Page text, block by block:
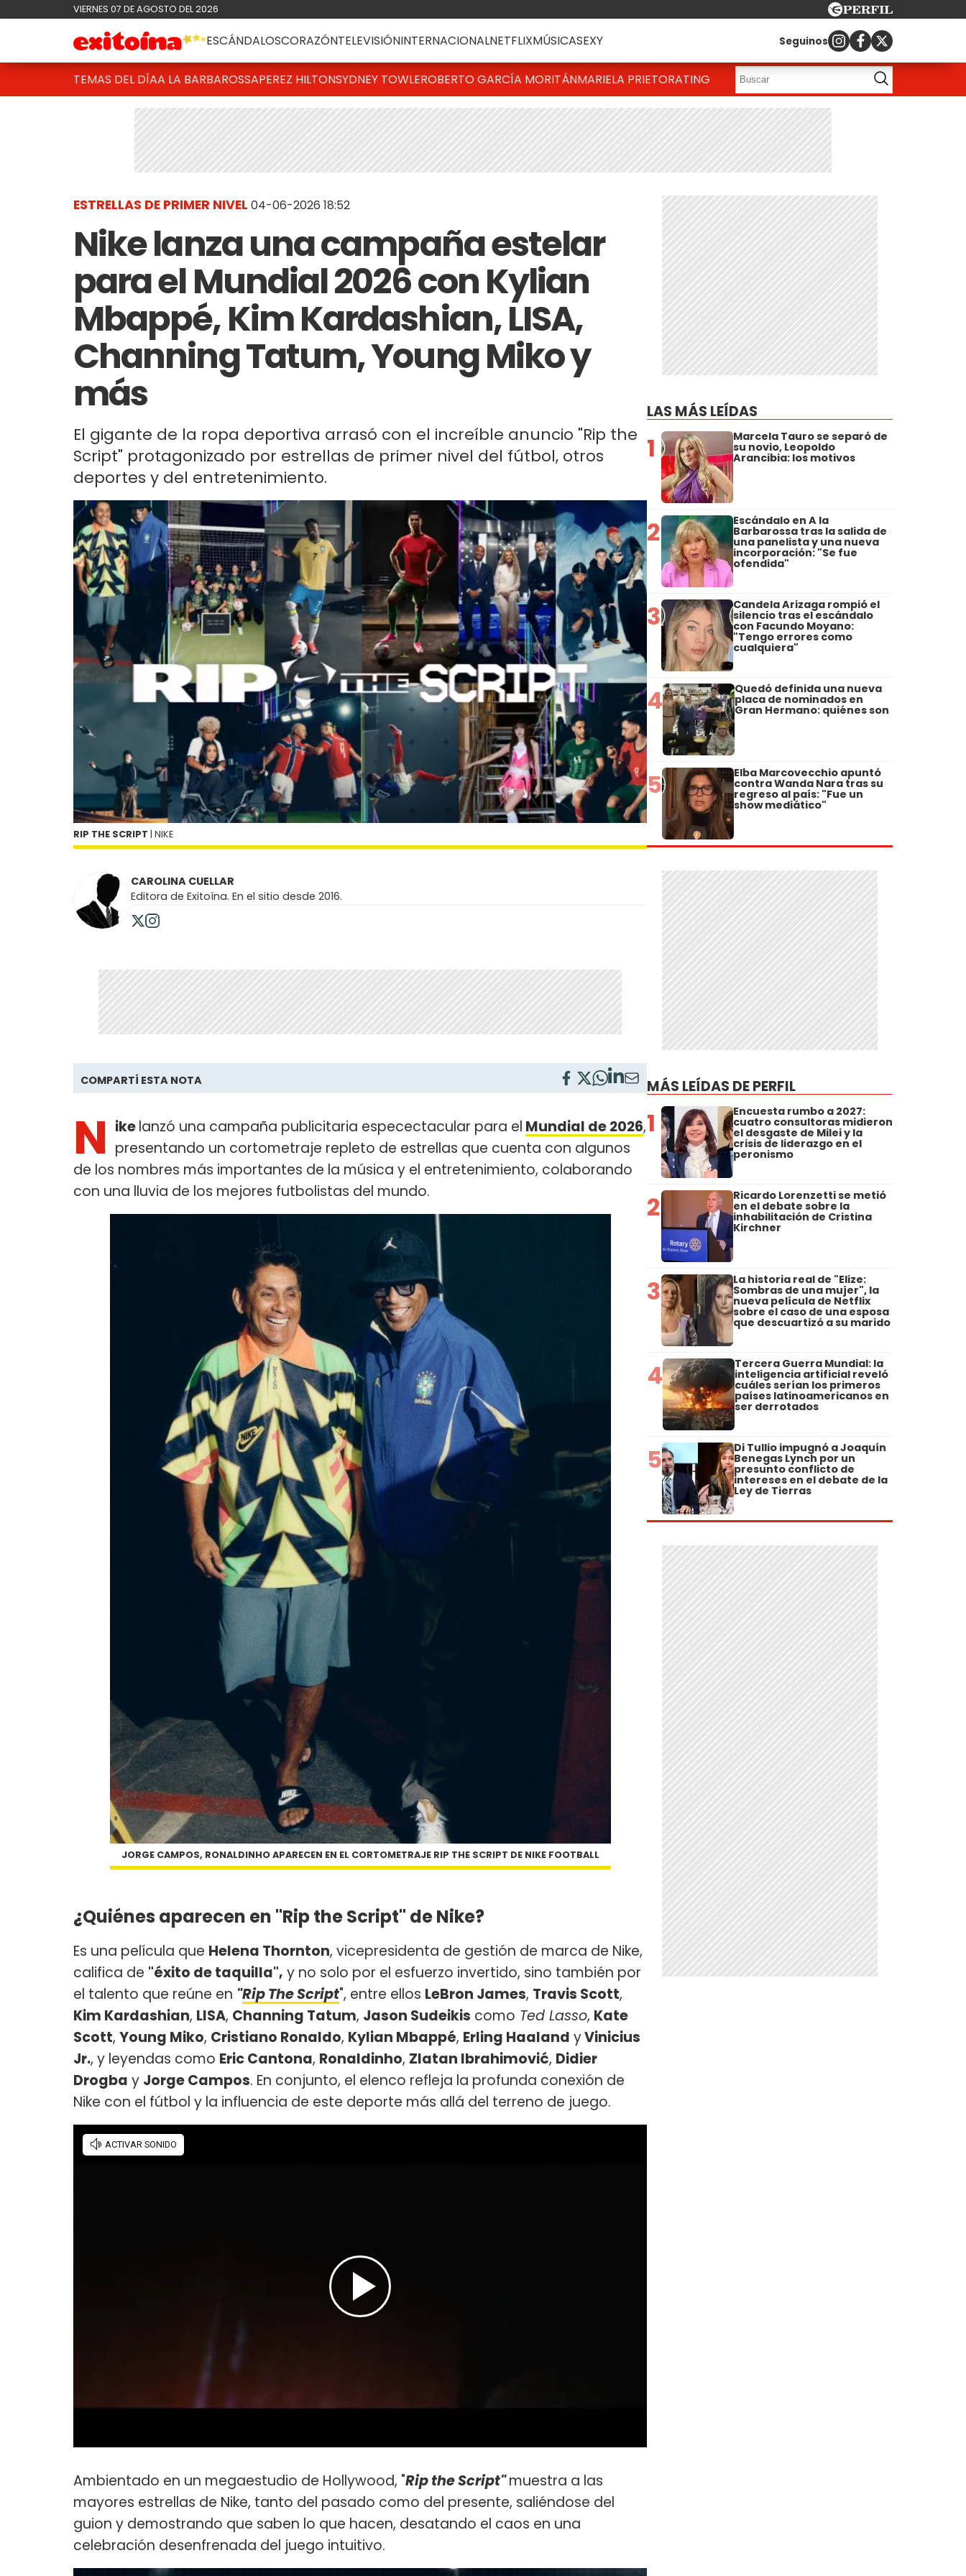
VIERNES 07 DE AGOSTO DEL 2026
ESCÁNDALOSCORAZÓNTELEVISIÓNINTERNACIONALNETFLIXMÚSICASEXY Seguinos
TEMAS DEL DÍAA LA BARBAROSSAPEREZ HILTONSYDNEY TOWLEROBERTO GARCÍA MORITÁNMARIELA PRIETORATING
ESTRELLAS DE PRIMER NIVEL 04-06-2026 18:52
Nike lanza una campaña estelar
para el Mundial 2026 con Kylian
Mbappé, Kim Kardashian, LISA,
Channing Tatum, Young Miko y
más
El gigante de la ropa deportiva arrasó con el increíble anuncio "Rip the
Script" protagonizado por estrellas de primer nivel del fútbol, otros
deportes y del entretenimiento.
RIP THE SCRIPT | NIKE
CAROLINA CUELLAR
Editora de Exitoína. En el sitio desde 2016.
COMPARTÍ ESTA NOTA
N ikelanzó una campaña publicitaria especectacular para el Mundial de 2026,
presentando un cortometraje repleto de estrellas que cuenta con algunos
de los nombres más importantes de la música y el entretenimiento, colaborando
con una lluvia de los mejores futbolistas del mundo.
JORGE CAMPOS, RONALDINHO APARECEN EN EL CORTOMETRAJE RIP THE SCRIPT DE NIKE FOOTBALL
¿Quiénes aparecen en "Rip the Script" de Nike?
Es una película que Helena Thornton, vicepresidenta de gestión de marca de Nike,
califica de "éxito de taquilla", y no solo por el esfuerzo invertido, sino también por
el talento que reúne en "Rip The Script", entre ellos LeBron James, Travis Scott,
Kim Kardashian, LISA, Channing Tatum, Jason Sudeikis como Ted Lasso, Kate
Scott, Young Miko, Cristiano Ronaldo, Kylian Mbappé, Erling Haaland yVinicius
Jr., y leyendas como Eric Cantona, Ronaldinho, Zlatan Ibrahimović, Didier
Drogba y Jorge Campos. En conjunto, el elenco refleja la profunda conexión de
Nike con el fútbol y la influencia de este deporte más allá del terreno de juego.
Ambientado en un megaestudio de Hollywood, "Rip the Script"muestra a las
mayores estrellas de Nike, tanto del pasado como del presente, saliéndose del
guion y demostrando que saben lo que hacen, desatando el caos en una
celebración desenfrenada del juego intuitivo.
LAS MÁS LEÍDAS
1 Marcela Tauro se separó de
su novio, Leopoldo
Arancibia: los motivos
2 Escándalo en A la
Barbarossa tras la salida de
una panelista y una nueva
incorporación: "Se fue
ofendida"
3 Candela Arizaga rompió el
silencio tras el escándalo
con Facundo Moyano:
"Tengo errores como
cualquiera"
4 Quedó definida una nueva
placa de nominados en
Gran Hermano: quiénes son
5 Elba Marcovecchio apuntó
contra Wanda Nara tras su
regreso al país: "Fue un
show mediático"
MÁS LEÍDAS DE PERFIL
1 Encuesta rumbo a 2027:
cuatro consultoras midieron
el desgaste de Milei y la
crisis de liderazgo en el
peronismo
2 Ricardo Lorenzetti se metió
en el debate sobre la
inhabilitación de Cristina
Kirchner
3 La historia real de "Elize:
Sombras de una mujer", la
nueva película de Netflix
sobre el caso de una esposa
que descuartizó a su marido
4 Tercera Guerra Mundial: la
inteligencia artificial reveló
cuáles serían los primeros
países latinoamericanos en
ser derrotados
5 Di Tullio impugnó a Joaquín
Benegas Lynch por un
presunto conflicto de
intereses en el debate de la
Ley de Tierras